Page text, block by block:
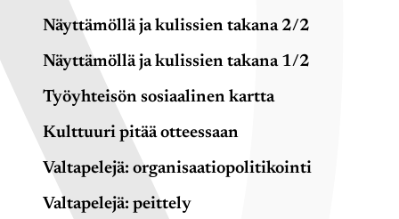
Näyttämöllä ja kulissien takana 2/2
Näyttämöllä ja kulissien takana 1/2
Työyhteisön sosiaalinen kartta
Kulttuuri pitää otteessaan
Valtapelejä: organisaatiopolitikointi
Valtapelejä: peittely